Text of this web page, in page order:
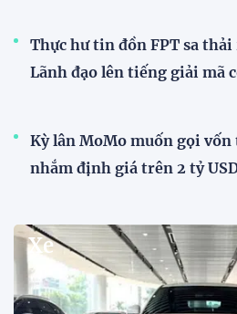
Thực hư tin đồn FPT sa
Lãnh đạo lên tiếng giải mã
Kỳ lân MoMo muốn gọi
nhắm định giá trên 2 tỷ
Xe